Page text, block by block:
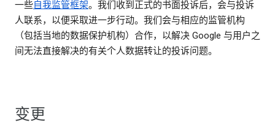
一些自我监管框架。我们收到正式的书面投诉后，会与投诉
人联系，以便采取进一步行动。我们会与相应的监管机构
（包括当地的数据保护机构）合作，以解决 Google 与用户之
间无法直接解决的有关个人数据转让的投诉问题。
变更